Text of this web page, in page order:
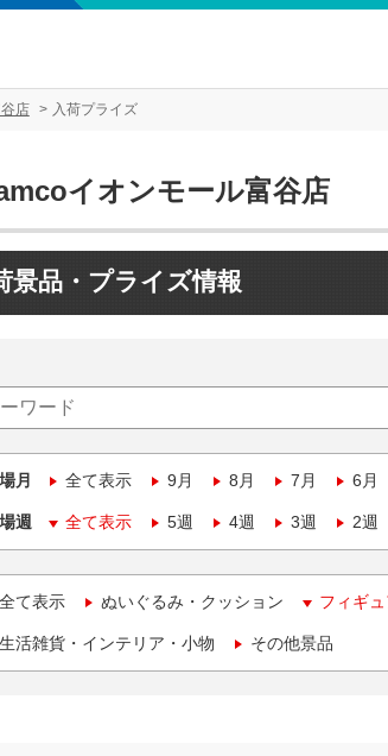
店 入荷プライズ
イオンモール富谷店
景品・プライズ情報
月 全て表示 9月 8月 7月 6月
週 全て表示 5週 4週 3週 2週
全て表示 ぬいぐるみ・クッション フィギ
生活雑貨・インテリア・小物 その他景品